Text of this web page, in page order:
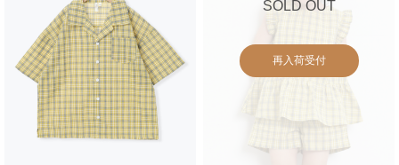
SOLD OUT
再入荷受付